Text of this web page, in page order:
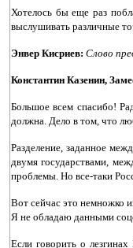
Хотелось бы еще раз
выслушивать различные
Энвер Кисриев: Слово
Константин Казенин,
Большое всем спасибо!
должна. Дело в том, что
Разделение, заданное
двумя государствами,
проблемы. Но все-таки
Вот сейчас это немножко
Я не обладаю данными
Если говорить о